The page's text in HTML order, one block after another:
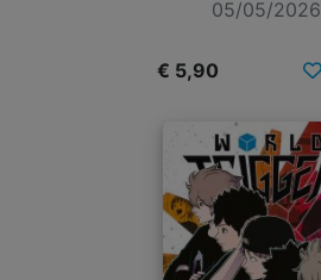
05/05/2026
€ 5,90